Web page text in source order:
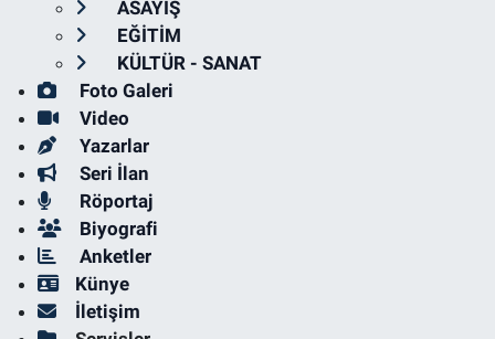
ASAYİŞ
EĞİTİM
KÜLTÜR - SANAT
Foto Galeri
Video
Yazarlar
Seri İlan
Röportaj
Biyografi
Anketler
Künye
İletişim